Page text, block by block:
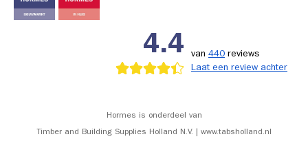
4.4 van 440 reviews
Laat een review achter
Hormes is onderdeel van
Timber and Building Supplies Holland N.V. | www.tabsholland.nl